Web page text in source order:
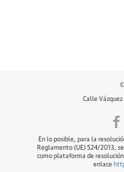
©
Calle
En lo posible, para la
Reglamento (UE) 524/2013,
como plataforma de
enlace